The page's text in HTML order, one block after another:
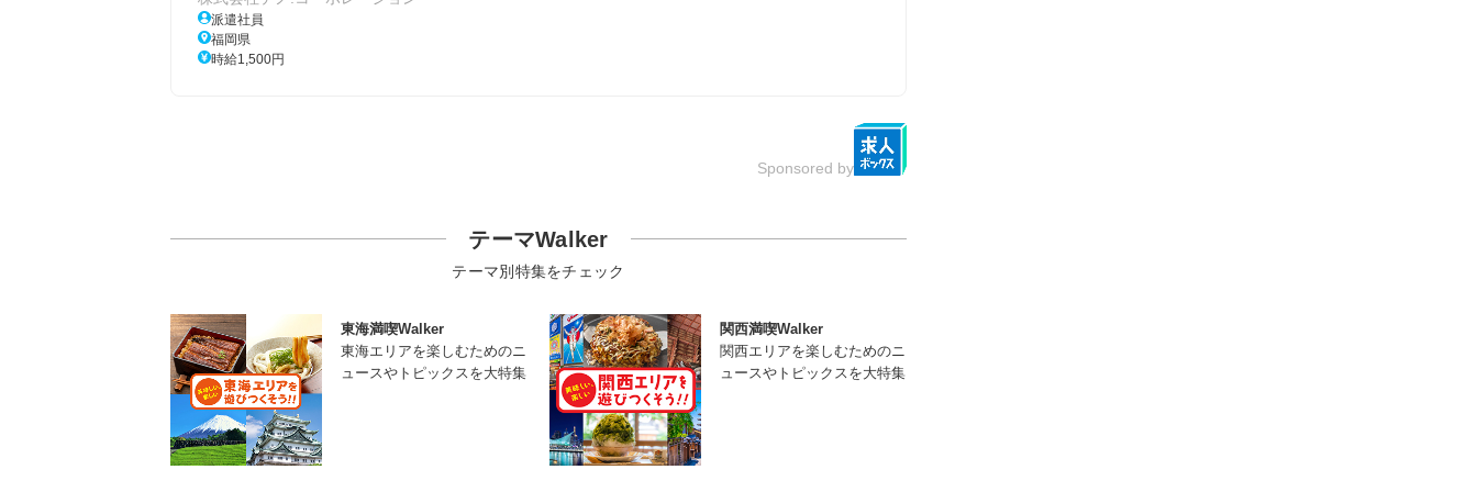
派遣社員
福岡県
時給1,500円
Sponsored by
テーマWalker
テーマ別特集をチェック
東海満喫Walker
東海エリアを楽しむためのニ
ュースやトピックスを大特集
関西満喫Walker
関西エリアを楽しむためのニ
ュースやトピックスを大特集